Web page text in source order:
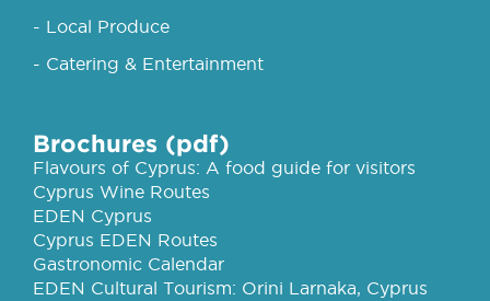
- Local Produce
- Catering & Entertainment
Brochures (pdf)
Flavours of Cyprus: A food guide for visitors
Cyprus Wine Routes
EDEN Cyprus
Cyprus EDEN Routes
Gastronomic Calendar
EDEN Cultural Tourism: Orini Larnaka, Cyprus